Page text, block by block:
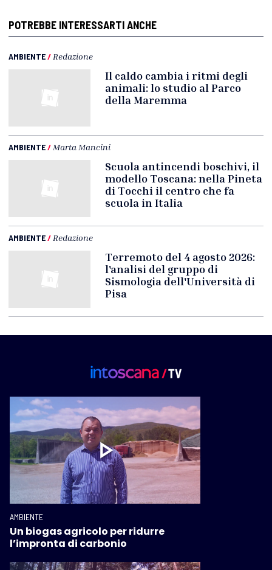
POTREBBE INTERESSARTI ANCHE
AMBIENTE/ Redazione
Il caldo cambia i ritmi degli
animali: lo studio al Parco
della Maremma
AMBIENTE/ Marta Mancini
Scuola antincendi boschivi, il
modello Toscana: nella Pineta
di Tocchi il centro che fa
scuola in Italia
AMBIENTE/ Redazione
Terremoto del 4 agosto 2026:
l'analisi del gruppo di
Sismologia dell'Università di
Pisa
AMBIENTE
Un biogas agricolo per ridurre
l’impronta di carbonio